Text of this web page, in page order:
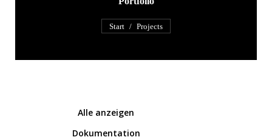
Sie befinden sich hier:
Start Projects
Alle anzeigen
Dokumentation